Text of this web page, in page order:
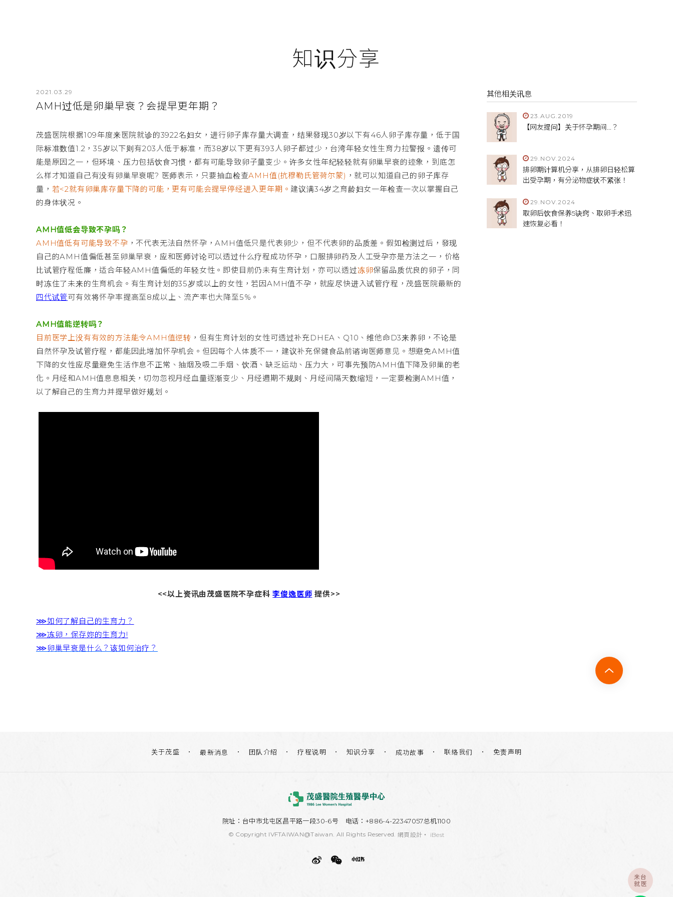
知识分享
2021.03.29
AMH过低是卵巢早衰？会提早更年期？
茂盛医院根据109年度来医院就诊的3922名妇女，进行卵子库存量大调查，结果發现30岁以下有46人卵子库存量，低于国
际标准数值1.2，35岁以下则有203人低于标准，而38岁以下更有393人卵子都过少，台湾年轻女性生育力拉警报。遗传可
能是原因之一，但环境、压力包括饮食习惯，都有可能导致卵子量变少。许多女性年纪轻轻就有卵巢早衰的迹象，到底怎
么样才知道自己有没有卵巢早衰呢? 医师表示，只要抽血检查AMH值(抗穆勒氏管荷尔蒙) ，就可以知道自己的卵子库存
量， 若<2就有卵巢库存量下降的可能，更有可能会提早停经进入更年期。 建议满34岁之育龄妇女一年检查一次以掌握自己
的身体状况。
AMH值低会导致不孕吗？
AMH值低有可能导致不孕 ，不代表无法自然怀孕，AMH值低只是代表卵少，但不代表卵的品质差。假如检测过后，發现
自己的AMH值偏低甚至卵巢早衰，应和医师讨论可以透过什么疗程成功怀孕，口服排卵药及人工受孕亦是方法之一，价格
比试管疗程低廉，适合年轻AMH值偏低的年轻女性。即使目前仍未有生育计划，亦可以透过冻卵保留品质优良的卵子，同
时冻住了未来的生育机会。有生育计划的35岁或以上的女性，若因AMH值不孕，就应尽快进入试管疗程，茂盛医院最新的
四代试管可有效将怀孕率提高至8成以上、流产率也大降至5%。
AMH值能逆转吗？
目前医学上没有有效的方法能令AMH值逆转 ，但有生育计划的女性可透过补充DHEA、Q10、维他命D3来养卵，不论是
自然怀孕及试管疗程，都能因此增加怀孕机会。但因每个人体质不一，建议补充保健食品前谘询医师意见。想避免AMH值
下降的女性应尽量避免生活作息不正常、抽烟及吸二手烟、饮酒、缺乏运动、压力大，可事先预防AMH值下降及卵巢的老
化。月经和AMH值息息相关，切勿忽视月经血量逐渐变少、月经週期不规则、月经间隔天数缩短，一定要检测AMH值，
以了解自己的生育力并提早做好规划。
<<以上资讯由茂盛医院不孕症科李俊逸医师 提供>>
⋙如何了解自己的生育力？
⋙冻卵，保存妳的生育力!
⋙卵巢早衰是什么？该如何治疗？
其他相关讯息
23.AUG.2019
【网友提问】关于怀孕期间...？
29.NOV.2024
排卵期计算机分享，从排卵日轻松算
出受孕期，有分泌物症状不紧张！
29.NOV.2024
取卵后饮食保养5诀窍、取卵手术迅
速恢复必看！
关于茂盛 最新消息 团队介绍 疗程说明 知识分享 成功故事 联络我们 免责声明
院址： 台中市北屯区昌平路一段30-6号 电话：+886-4-22347057总机1100
© Copyright IVFTAIWAN@Taiwan. All Rights Reserved. 網頁設計 ‧ iBest
来台
就医